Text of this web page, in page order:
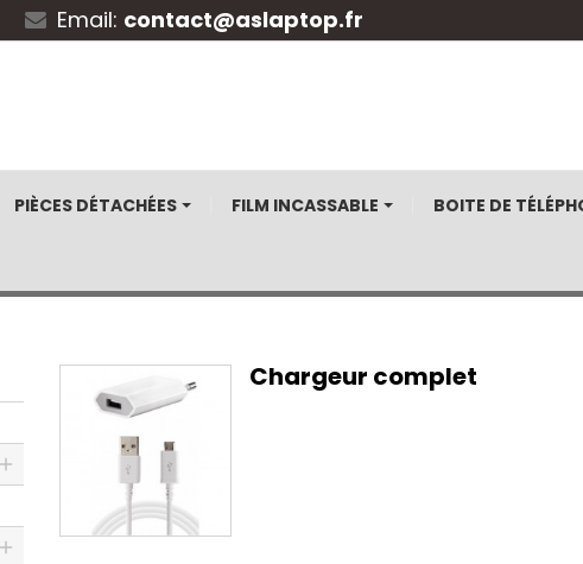
Email: contact@aslaptop.fr
PIÈCES DÉTACHÉES FILM INCASSABLE BOITE DE
Chargeur complet